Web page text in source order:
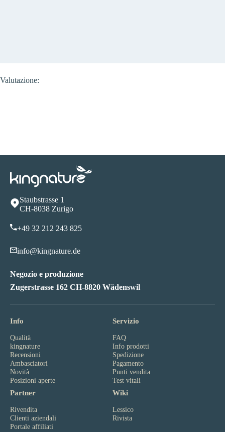
Valutazione:
Staubstrasse 1
CH-8038 Zurigo
+49 32 212 243 825
info@kingnature.de
Negozio e produzione
Zugerstrasse 162 CH-8820 Wädenswil
Info
Qualità
kingnature
Recensioni
Ambasciatori
Novità
Posizioni aperte
Servizio
FAQ
Info prodotti
Spedizione
Pagamento
Punti vendita
Test vitali
Partner
Rivendita
Clienti aziendali
Portale affiliati
Wiki
Lessico
Rivista